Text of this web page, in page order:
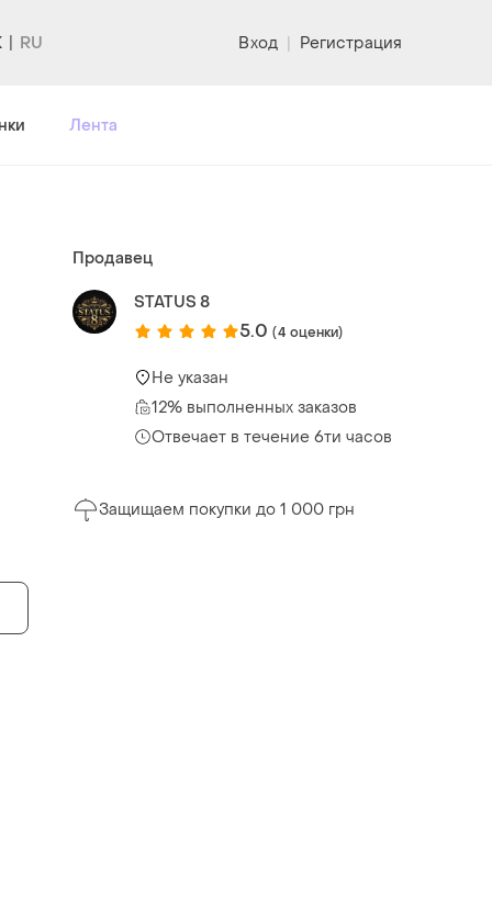
Вход | Регистрация
Лента
Продавец
STATUS 8
5.0 (4 оценки)
Не указан
12% выполненных заказов
Отвечает в течение 6ти часов
Защищаем покупки до 1 000 грн